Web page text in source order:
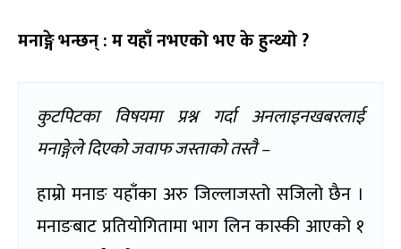
मनाङ्गे भन्छन् : म यहाँ नभएको भए के हुन्थ्यो ?
कुटपिटका विषयमा प्रश्न गर्दा अनलाइनखबरलाई
मनाङ्गेले दिएको जवाफ जस्ताको तस्तै –
हाम्रो मनाङ यहाँका अरु जिल्लाजस्तो सजिलो छैन ।
मनाङबाट प्रतियोगितामा भाग लिन कास्की आएको १